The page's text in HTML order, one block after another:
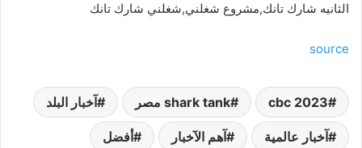
الثانيه شارك تانك,مشروع شغلني,شغلني شارك تانك
source
cbc 2023 shark tank مصر آخبار البلد
آخبار عالمية آهم الآخبار أفضل